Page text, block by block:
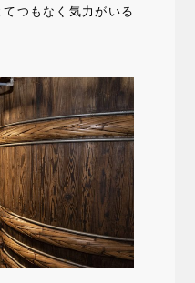
つもなく気力がいる